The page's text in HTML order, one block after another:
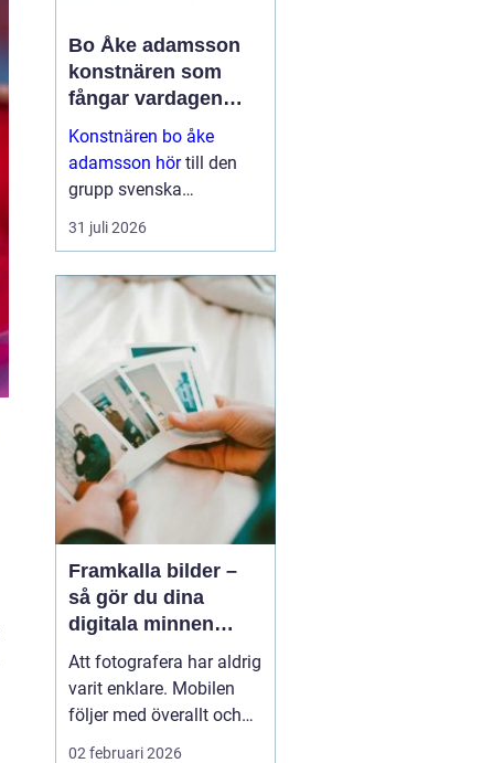
Bo Åke adamsson
konstnären som
fångar vardagen
med eftertanke
Konstnären bo åke
adamsson hörtill den
grupp svenska
bildskapare som i
tysthet byggt upp en
dyker ofta upp i
samlaren söker något
mer än ett dekorativt
motiv en känsla ...
31 juli 2026
Framkalla bilder –
så gör du dina
digitala minnen
levande
Att fotografera har aldrig
varit enklare. Mobilen
följer med överallt och
bildflödet svämmar över.
02 februari 2026